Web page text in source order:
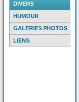
DIVERS
HUMOUR
GALERIES PHOTOS
LIENS